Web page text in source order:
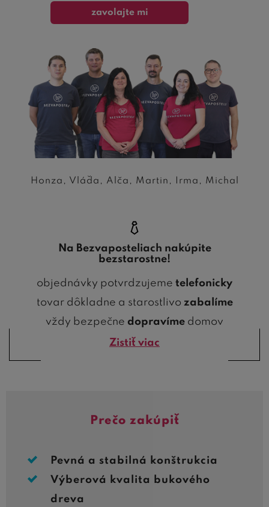
Honza, Vláďa, Alča, Martin, Irma, Michal
zavolajte mi
Na Bezvaposteliach nakúpite
bezstarostne!
objednávky potvrdzujeme telefonicky
tovar dôkladne a starostlivo zabalíme
vždy bezpečne dopravíme domov
Zistiť viac
Prečo zakúpiť
Pevná a stabilná konštrukcia
Výberová kvalita bukového
dreva